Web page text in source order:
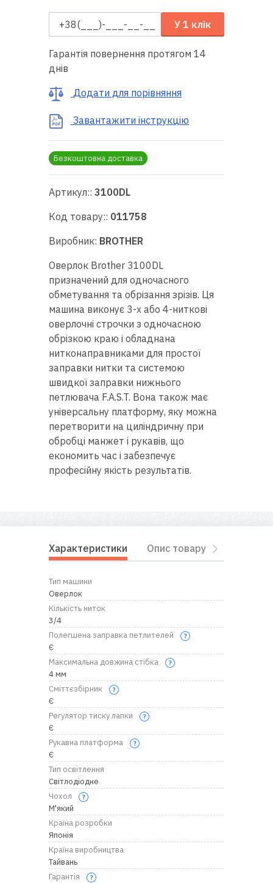
Корисні
поради
Контакти
Про
У 1 клік
Гарантія повернення протягом 14
днів
Додати для порівняння
Завантажити інструкцію
Безкоштовна доставка
Артикул:: 3100DL
Код товару:: 011758
Виробник: BROTHER
Оверлок Brother 3100DL
призначений для одночасного
обметування та обрізання зрізів. Ця
машина виконує 3-х або 4-ниткові
оверлочні строчки з одночасною
обрізкою краю і обладнана
нитконаправниками для простої
заправки нитки та системою
швидкої заправки нижнього
петлювача F.A.S.T. Вона також має
універсальну платформу, яку можна
перетворити на циліндричну при
обробці манжет і рукавів, що
економить час і забезпечує
професійну якість результатів.
Характеристики Опис товару
Тип машини
Оверлок
Кількість ниток
3/4
Полегшена заправка петлителей
Є
Максимальна довжина стібка
4 мм
Сміттєзбірник
Є
Регулятор тиску лапки
Є
Рукавна платформа
Є
Тип освітлення
Світлодіодне
Чохол
М'який
Країна розробки
Японія
Країна виробництва
Тайвань
Гарантія